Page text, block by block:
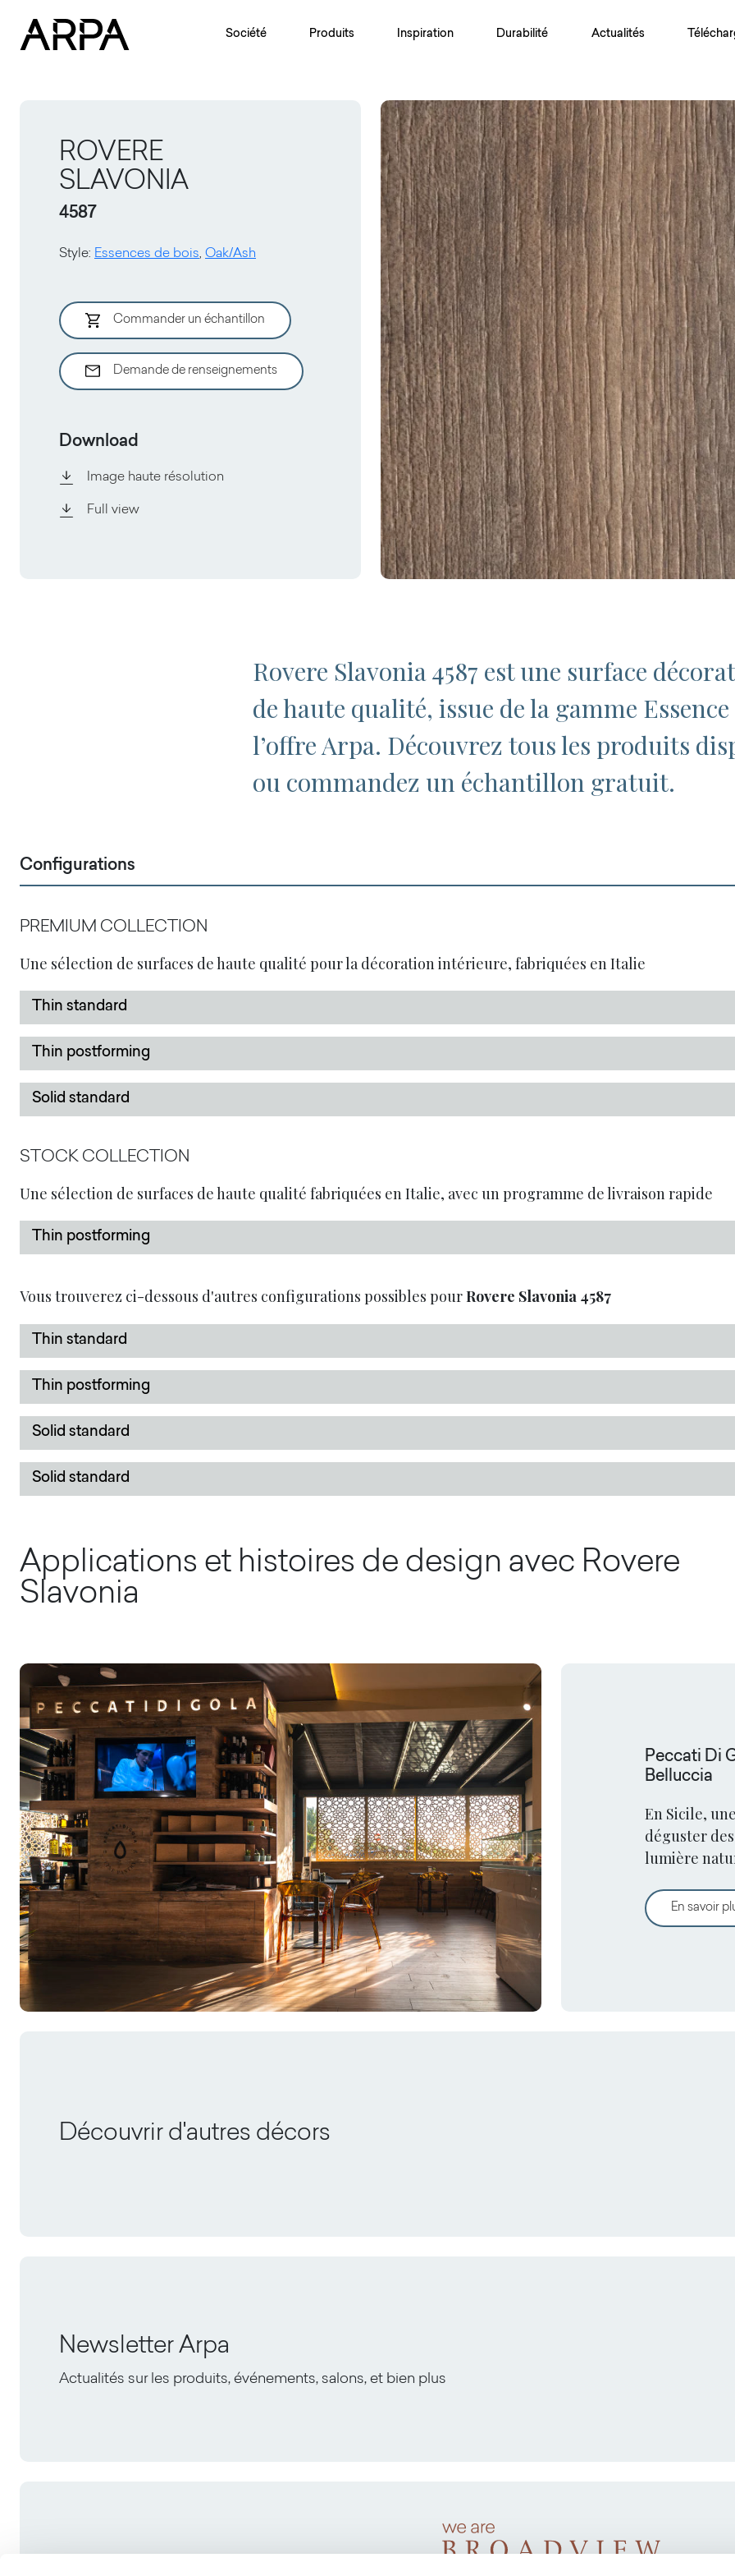
Société Produits Inspiration Durabilité Actualités
ROVERE
SLAVONIA
4587
Style: Essences de bois, Oak/Ash
Commander un échantillon
Demande de renseignements
Download
Image haute résolution
Full view
Rovere Slavonia 4587 est une surface
de haute qualité, issue de la gamme Essence
l’offre Arpa. Découvrez tous les produits
ou commandez un échantillon gratuit.
Configurations
PREMIUM COLLECTION
Une sélection de surfaces de haute qualité pour la décoration intérieure, fabriquées en Italie
Thin standard
Thin postforming
Solid standard
STOCK COLLECTION
Une sélection de surfaces de haute qualité fabriquées en Italie, avec un programme de livraison rapide
Thin postforming
Vous trouverez ci-dessous d'autres configurations possibles pourRovere Slavonia 4587
Thin standard
Thin postforming
Solid standard
Solid standard
Applications et histoires de design avec Rovere
Slavonia
Peccati Di
Belluccia
En Sicile,
déguster
lumière
En savoir
Découvrir d'autres décors
Newsletter Arpa
Actualités sur les produits, événements, salons, et bien plus